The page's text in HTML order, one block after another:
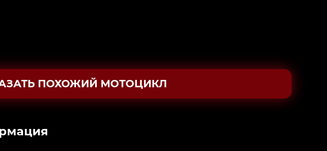
ПОХОЖИЙ МОТОЦИКЛ